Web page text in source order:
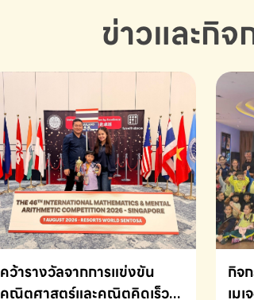
ข่าวและกิจ
คว้ารางวัลจากการแข่งขัน
คณิตศาสตร์และคณิตคิดเร็ว
กิจ
เม